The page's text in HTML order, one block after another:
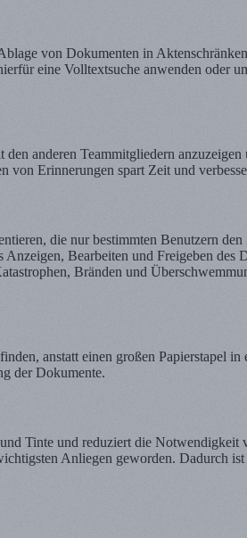
von Dokumenten in
eine Volltextsuche anwenden oder
anderen Teammitgliedern anzuzeigen
Erinnerungen spart Zeit und
die nur bestimmten Benutzern den
Bearbeiten und Freigeben des
Bränden und
anstatt einen großen Papierstapel in
der Dokumente.
Tinte und reduziert die Notwendigkeit
Anliegen geworden. Dadurch